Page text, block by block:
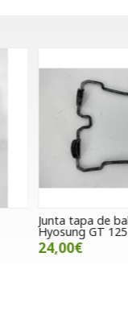
Junta tapa de
Hyosung GT 125
24,00€